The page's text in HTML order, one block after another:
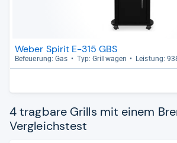
Weber Spirit E-315 GBS
Befeue­rung: Gas Typ: Grill­wa­gen Leis­tung:
4 tragbare Grills mit einem
Vergleichstest